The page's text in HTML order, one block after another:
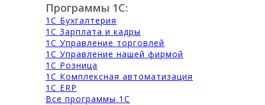
Программы 1С:
1С Бухгалтерия
1С Зарплата и кадры
1С Управление торговлей
1С Управление нашей фирмой
1С Розница
1С Комплексная автоматизация
1С ERP
Все программы 1С